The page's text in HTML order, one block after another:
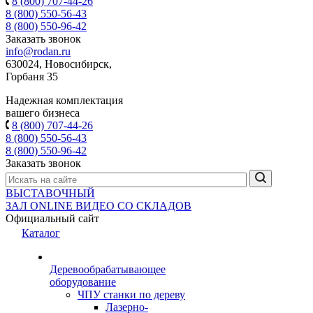
8 (800) 550-56-43
8 (800) 550-96-42
Заказать звонок
info@rodan.ru
630024, Новосибирск,
Горбаня 35
Надежная комплектация
вашего бизнеса
8 (800) 707-44-26
8 (800) 550-56-43
8 (800) 550-96-42
Заказать звонок
ВЫСТАВОЧНЫЙ
ЗАЛ ONLINE ВИДЕО СО СКЛАДОВ
Официальный сайт
Каталог
Деревообрабатывающее
оборудование
ЧПУ станки по дереву
Лазерно-